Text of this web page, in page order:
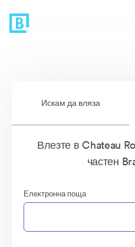
Искам да вляза
Влезте в Chateau
частен
Електронна поща